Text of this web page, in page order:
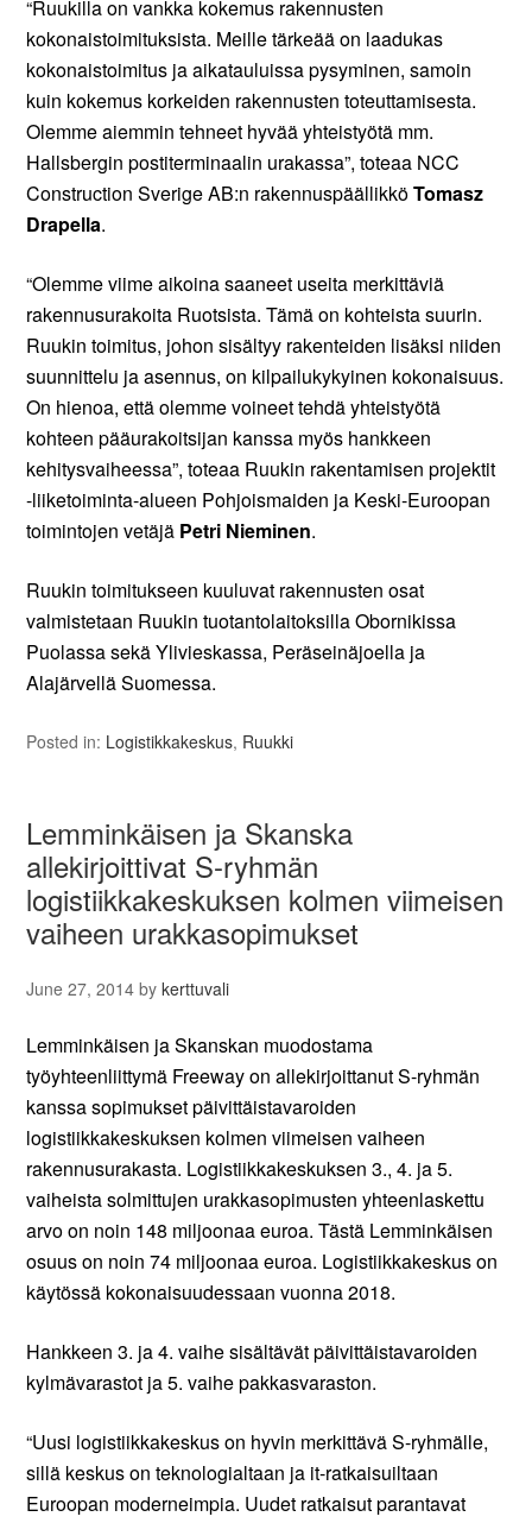
“Ruukilla on vankka kokemus rakennusten
kokonaistoimituksista. Meille tärkeää on laadukas
kokonaistoimitus ja aikatauluissa pysyminen, samoin
kuin kokemus korkeiden rakennusten toteuttamisesta.
Olemme aiemmin tehneet hyvää yhteistyötä mm.
Hallsbergin postiterminaalin urakassa”, toteaa NCC
Construction Sverige AB:n rakennuspäällikköTomasz
Drapella.
“Olemme viime aikoina saaneet useita merkittäviä
rakennusurakoita Ruotsista. Tämä on kohteista suurin.
Ruukin toimitus, johon sisältyy rakenteiden lisäksi niiden
suunnittelu ja asennus, on kilpailukykyinen kokonaisuus.
On hienoa, että olemme voineet tehdä yhteistyötä
kohteen pääurakoitsijan kanssa myös hankkeen
kehitysvaiheessa”, toteaa Ruukin rakentamisen projektit
-liiketoiminta-alueen Pohjoismaiden ja Keski-Euroopan
toimintojen vetäjä Petri Nieminen.
Ruukin toimitukseen kuuluvat rakennusten osat
valmistetaan Ruukin tuotantolaitoksilla Obornikissa
Puolassa sekä Ylivieskassa, Peräseinäjoella ja
Alajärvellä Suomessa.
Posted in: Logistikkakeskus, Ruukki
Lemminkäisen ja Skanska
allekirjoittivat S-ryhmän
logistiikkakeskuksen kolmen viimeisen
vaiheen urakkasopimukset
June 27, 2014 bykerttuvali
Lemminkäisen ja Skanskan muodostama
työyhteenliittymä Freeway on allekirjoittanut S-ryhmän
kanssa sopimukset päivittäistavaroiden
logistiikkakeskuksen kolmen viimeisen vaiheen
rakennusurakasta. Logistiikkakeskuksen 3., 4. ja 5.
vaiheista solmittujen urakkasopimusten yhteenlaskettu
arvo on noin 148 miljoonaa euroa. Tästä Lemminkäisen
osuus on noin 74 miljoonaa euroa. Logistiikkakeskus on
käytössä kokonaisuudessaan vuonna 2018.
Hankkeen 3. ja 4. vaihe sisältävät päivittäistavaroiden
kylmävarastot ja 5. vaihe pakkasvaraston.
“Uusi logistiikkakeskus on hyvin merkittävä S-ryhmälle,
sillä keskus on teknologialtaan ja it-ratkaisuiltaan
Euroopan moderneimpia. Uudet ratkaisut parantavat